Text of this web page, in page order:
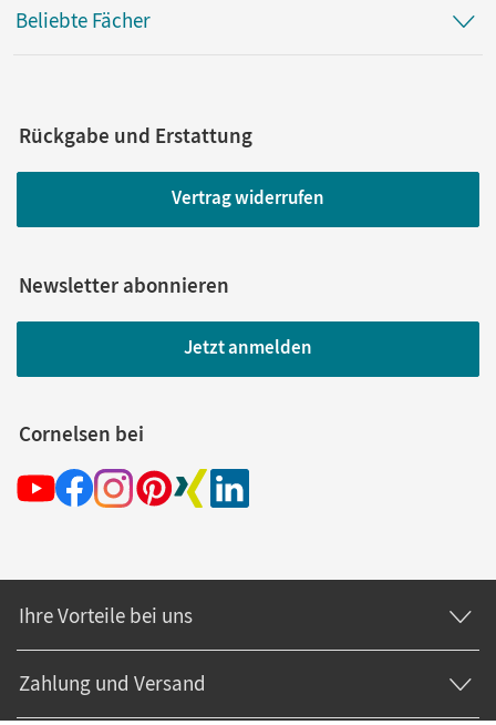
Beliebte Fächer
Rückgabe und Erstattung
Vertrag widerrufen
Newsletter abonnieren
Jetzt anmelden
Cornelsen bei
Ihre Vorteile bei uns
Zahlung und Versand